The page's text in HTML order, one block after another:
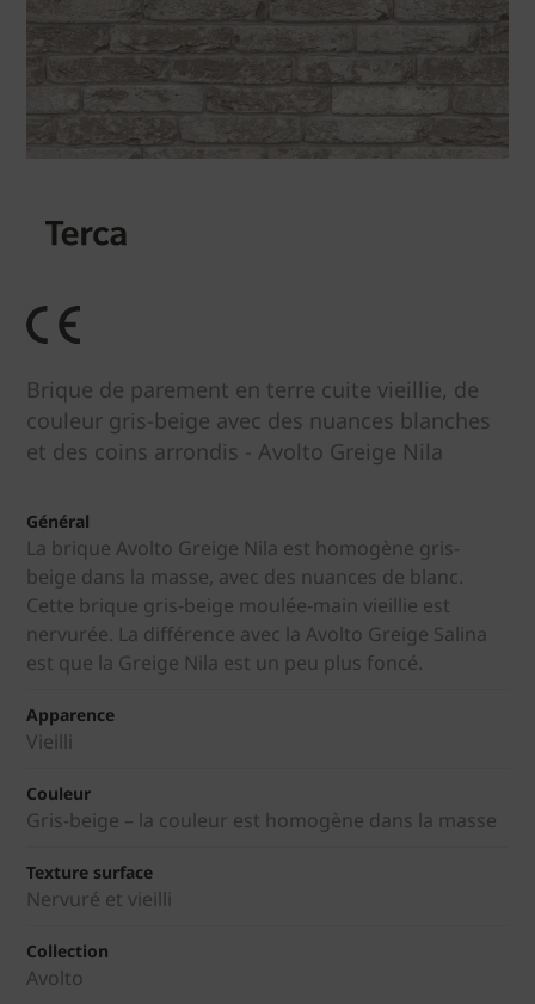
Brique de parement en terre cuite vieillie, de
couleur gris-beige avec des nuances blanches
et des coins arrondis - Avolto Greige Nila
Général
La brique Avolto Greige Nila est homogène gris-
beige dans la masse, avec des nuances de blanc.
Cette brique gris-beige moulée-main vieillie est
nervurée. La différence avec la Avolto Greige Salina
est que la Greige Nila est un peu plus foncé.
Apparence
Vieilli
Couleur
Gris-beige – la couleur est homogène dans la masse
Texture surface
Nervuré et vieilli
Collection
Avolto